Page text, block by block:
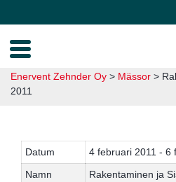
Enervent Zehnder Oy > Mässor >
2011
Datum
4 februari 2011 - 6
Namn
Rakentaminen ja